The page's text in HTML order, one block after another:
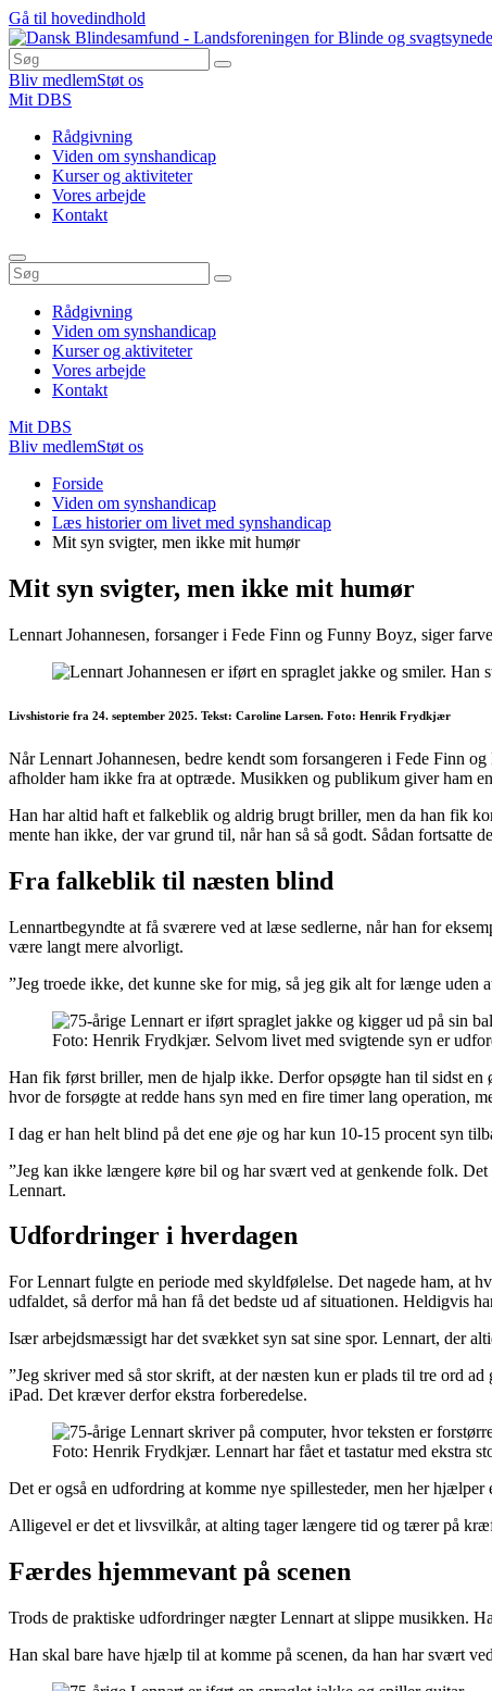
Gå til hovedindhold
Bliv medlemStøt os
Mit DBS
Rådgivning
Viden om synshandicap
Kurser og aktiviteter
Vores arbejde
Kontakt
Rådgivning
Viden om synshandicap
Kurser og aktiviteter
Vores arbejde
Kontakt
Mit DBS
Bliv medlemStøt os
Forside
Viden om synshandicap
Læs historier om livet med synshandicap
Mit syn svigter, men ikke mit humør
Mit syn svigter, men ikke mit humør
Lennart Johannesen, forsanger i Fede Finn og Funny Boyz, siger
Livshistorie fra 24. september 2025. Tekst: Caroline Larsen. Foto: Henrik Frydkjær
Når Lennart Johannesen, bedre kendt som forsangeren i Fede Finn
afholder ham ikke fra at optræde. Musikken og publikum giver ham
Han har altid haft et falkeblik og aldrig brugt briller, men da han fik
mente han ikke, der var grund til, når han så så godt. Sådan fortsatte
Fra falkeblik til næsten blind
Lennartbegyndte at få sværere ved at læse sedlerne, når han for
være langt mere alvorligt.
”Jeg troede ikke, det kunne ske for mig, så jeg gik alt for længe uden
Foto: Henrik Frydkjær. Selvom livet med svigtende syn er
Han fik først briller, men de hjalp ikke. Derfor opsøgte han til sidst
hvor de forsøgte at redde hans syn med en fire timer lang operation,
I dag er han helt blind på det ene øje og har kun 10-15 procent syn
”Jeg kan ikke længere køre bil og har svært ved at genkende folk.
Lennart.
Udfordringer i hverdagen
For Lennart fulgte en periode med skyldfølelse. Det nagede ham, at
udfaldet, så derfor må han få det bedste ud af situationen. Heldigvis
Især arbejdsmæssigt har det svækket syn sat sine spor. Lennart, der
”Jeg skriver med så stor skrift, at der næsten kun er plads til tre ord
iPad. Det kræver derfor ekstra forberedelse.
Foto: Henrik Frydkjær. Lennart har fået et tastatur med ekstra
Det er også en udfordring at komme nye spillesteder, men her
Alligevel er det et livsvilkår, at alting tager længere tid og tærer på
Færdes hjemmevant på scenen
Trods de praktiske udfordringer nægter Lennart at slippe musikken.
Han skal bare have hjælp til at komme på scenen, da han har svært